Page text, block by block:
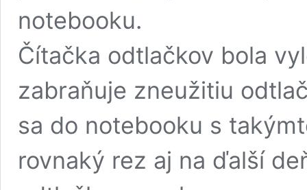
notebooku.
Čítačka odtlačkov bola
zabraňuje zneužitiu
sa do notebooku s
rovnaký rez aj na ďalší